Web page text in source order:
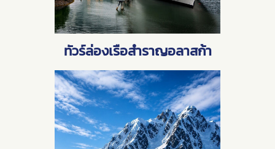
ทัวร์ล่องเรือสำราญอลาสก้า